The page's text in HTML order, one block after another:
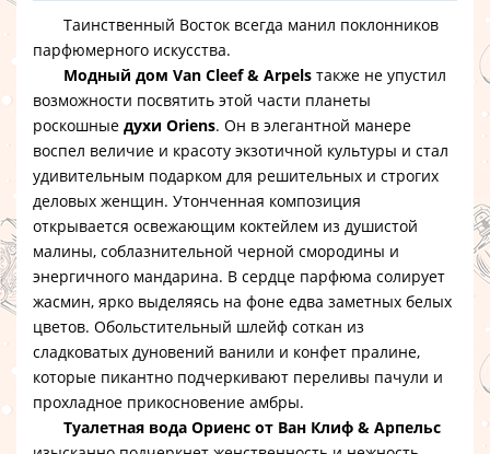
Таинственный Восток всегда манил поклонников
парфюмерного искусства.
Модный дом Van Cleef & Arpels также не упустил
возможности посвятить этой части планеты
роскошные духи Oriens. Он в элегантной манере
воспел величие и красоту экзотичной культуры и стал
удивительным подарком для решительных и строгих
деловых женщин. Утонченная композиция
открывается освежающим коктейлем из душистой
малины, соблазнительной черной смородины и
энергичного мандарина. В сердце парфюма солирует
жасмин, ярко выделяясь на фоне едва заметных белых
цветов. Обольстительный шлейф соткан из
сладковатых дуновений ванили и конфет пралине,
которые пикантно подчеркивают переливы пачули и
прохладное прикосновение амбры.
Туалетная вода Ориенс от Ван Клиф & Арпельс